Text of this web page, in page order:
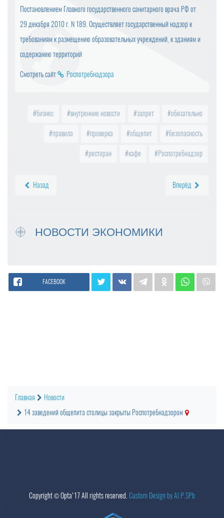
Постановлением Главного государственного санитарного врача РФ от
29 декабря 2010 г. N 189. Осуществляет государственный надзор к
требованиям к размещению образовательных учреждений, к зданиям и
содержанию территорий
Смотреть сайт Роспотребнадзора
бизнес внутренние новости запрет обязательно
правила проверка общепит безопасность
ресторан кафе Роспотребнадзор
Назад Вперёд
НОВОСТИ ЭКОНОМИКИ
FACEBOOK
Главная
Новости
14 заведений общепита столицы закрыты Роспотребнадзором
Copyright ©Opta'17 All rights reserved.Custom Design by Al.P.SPb